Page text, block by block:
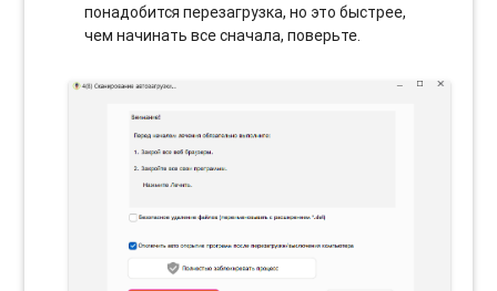
понадобится перезагрузка, но это быстрее,
чем начинать все сначала, поверьте.